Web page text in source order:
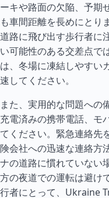
ーキや路面の欠陥、予期
も車間距離を長めにとり
道路に飛び出す歩行者に
い可能性のある交差点で
は、冬場に凍結しやすい
速してください。
また、実用的な問題への
充電済みの携帯電話、モ
てください。緊急連絡先
険会社への迅速な連絡方
ナの道路に慣れていない
方の夜道での運転は避け
行者にとって、Ukraine